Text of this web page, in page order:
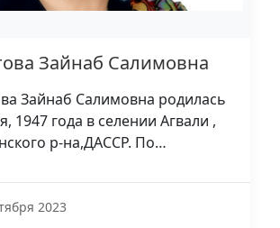
Зайнаб Салимовна
Зайнаб Салимовна родилась
1947 года в селении Агвали ,
р-на,ДАССР. По…
2023